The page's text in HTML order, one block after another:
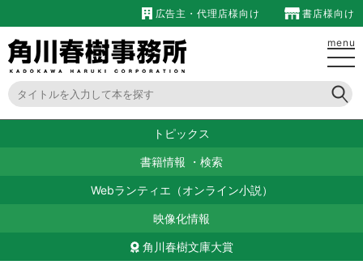
広告主・代理店様向け 書店様向け
menu
トピックス
書籍情報 ・ 検索
Webランティエ（オンライン小説）
映像化情報
角川春樹文庫大賞